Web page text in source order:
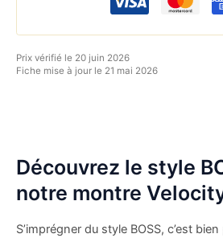
Prix vérifié le 20 juin 2026
Fiche mise à jour le 21 mai 2026
Découvrez le style
notre montre
S’imprégner du style BOSS, c’est